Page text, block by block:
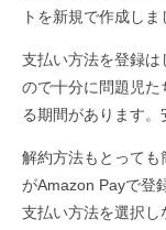
トを新規で作成しま
支払い方法を登録
ので十分に問題児
る期間があります。
解約方法もとって
がAmazon Payで登
支払い方法を選択し